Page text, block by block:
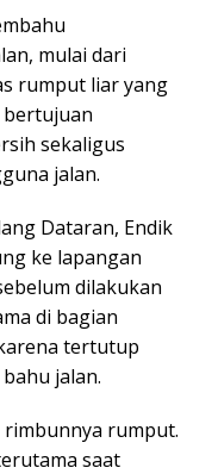
mulai dari
rumput liar yang
bertujuan
sekaligus
jalan.
Dataran, Endik
ke lapangan
dilakukan
di bagian
tertutup
jalan.
rumput.
saat